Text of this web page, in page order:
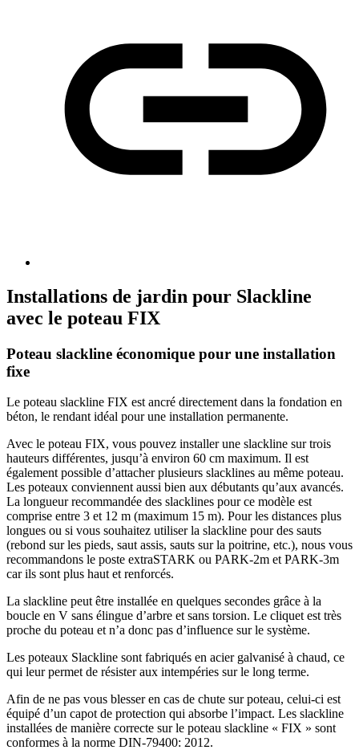
Installations de jardin pour Slackline
avec le poteau FIX
Poteau slackline économique pour une installation
fixe
Le poteau slackline FIX est ancré directement dans la fondation en
béton, le rendant idéal pour une installation permanente.
Avec le poteau FIX, vous pouvez installer une slackline sur trois
hauteurs différentes, jusqu’à environ 60 cm maximum. Il est
également possible d’attacher plusieurs slacklines au même poteau.
Les poteaux conviennent aussi bien aux débutants qu’aux avancés.
La longueur recommandée des slacklines pour ce modèle est
comprise entre 3 et 12 m (maximum 15 m). Pour les distances plus
longues ou si vous souhaitez utiliser la slackline pour des sauts
(rebond sur les pieds, saut assis, sauts sur la poitrine, etc.), nous vous
recommandons le poste extraSTARK ou PARK-2m et PARK-3m
car ils sont plus haut et renforcés.
La slackline peut être installée en quelques secondes grâce à la
boucle en V sans élingue d’arbre et sans torsion. Le cliquet est très
proche du poteau et n’a donc pas d’influence sur le système.
Les poteaux Slackline sont fabriqués en acier galvanisé à chaud, ce
qui leur permet de résister aux intempéries sur le long terme.
Afin de ne pas vous blesser en cas de chute sur poteau, celui-ci est
équipé d’un capot de protection qui absorbe l’impact. Les slackline
installées de manière correcte sur le poteau slackline « FIX » sont
conformes à la norme DIN-79400: 2012.